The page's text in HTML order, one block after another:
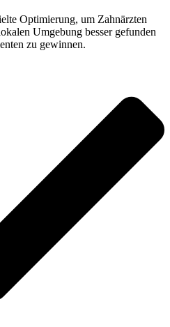
Optimierung, um Zahnärzten
Umgebung besser gefunden
zu gewinnen.